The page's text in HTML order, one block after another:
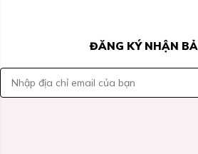
ĐĂNG KÝ NHẬN